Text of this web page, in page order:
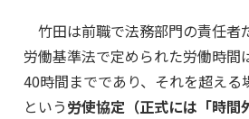
竹田は前職で法務部門の責任者
労働基準法で定められた労働時間
40時間までであり、それを超える
という労使協定（正式には「時間